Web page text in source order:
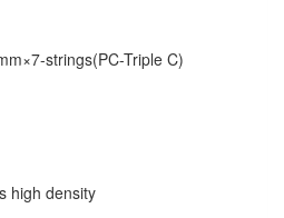
strings(PC-Triple C)
high density